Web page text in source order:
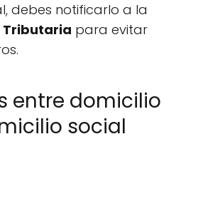
debes notificarlo a la
para evitar
entre domicilio
social